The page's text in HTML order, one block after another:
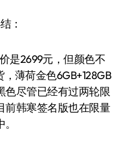
：
是2699元，但颜色不
薄荷金色6GB+128GB
色尽管已经有过两轮限
前韩寒签名版也在限量